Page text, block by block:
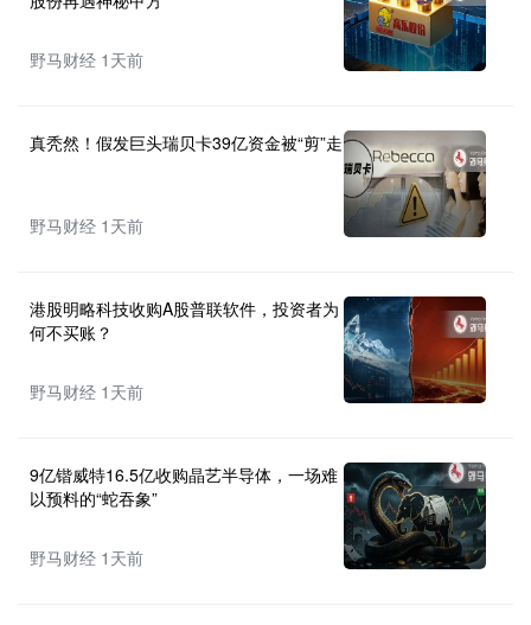
野马财经 1天前
真秃然！假发巨头瑞贝卡39亿资金被“剪”走
野马财经 1天前
港股明略科技收购A股普联软件，投资者为
何不买账？
野马财经 1天前
9亿锴威特16.5亿收购晶艺半导体，一场难
以预料的“蛇吞象”
野马财经 1天前